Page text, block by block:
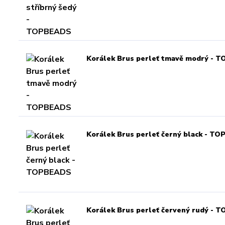
Korálek Brus perleť tmavě modrý -
Korálek Brus perleť černý black -
Korálek Brus perleť červený rudý -